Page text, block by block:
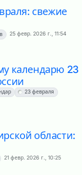
свежие
25 февр. 2026 г., 11:54
календарю 23
23 февраля
области:
21 февр. 2026 г., 10:25